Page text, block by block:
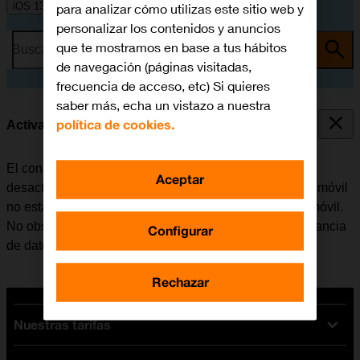
iOS 13.1
Busca por problema o tema
Activar o desactivar la itinerancia de datos
El consumo de datos en el extranjero se puede limitar,
desactivando la itinerancia de datos. Haciendo esto el móvil
no establece conexión con internet a través de la red móvil.
No obstante, se puede utilizar el Wi-Fi aunque la itinerancia
de datos esté desactivada.
Nuestras tarifas
para analizar cómo utilizas este sitio web y
personalizar los contenidos y anuncios
que te mostramos en base a tus hábitos
de navegación (páginas visitadas,
frecuencia de acceso, etc) Si quieres
saber más, echa un vistazo a nuestra
política de cookies.
Configurar
Rechazar
Aceptar